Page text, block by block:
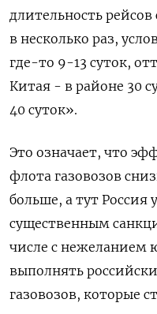
длительность
в несколько раз,
где-то 9-13 суток,
Китая - в районе 30
40 суток».
Это означает, что
флота газовозов
больше, а тут Россия
существенным
числе с нежеланием
выполнять
газовозов, которые